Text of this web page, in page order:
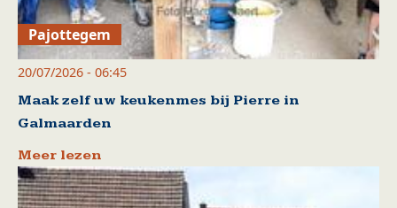
Pajottegem
20/07/2026 - 06:45
Maak zelf uw keukenmes bij Pierre in
Galmaarden
Meer lezen